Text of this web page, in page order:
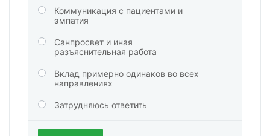
Коммуникация с пациентами и
эмпатия
Санпросвет и иная
разъяснительная работа
Вклад примерно одинаков во всех
направлениях
Затрудняюсь ответить